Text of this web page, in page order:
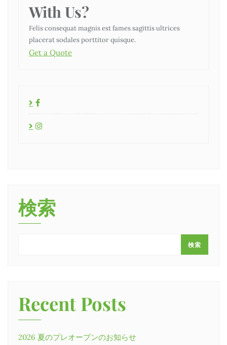
With Us?
Felis consequat magnis est fames sagittis ultrices
placerat sodales porttitor quisque.
Get a Quote
検索
検索
Recent Posts
2026 夏のプレオープンのお知らせ